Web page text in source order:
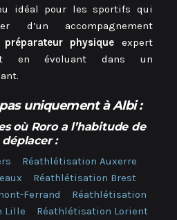
idéal pour les sportifs qui
d’un accompagnement
préparateur physique expert
en évoluant dans un
uniquement à Albi:
où Roro a l’habitude de
déplacer :
Réathlétisation Auxerre
Réathlétisation Brest
Ferrand
Réathlétisation
Lille
Réathlétisation Lorient